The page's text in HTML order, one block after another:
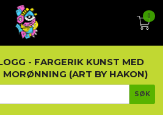
0
- FARGERIK KUNST MED
MORØNNING (ART BY HAKON)